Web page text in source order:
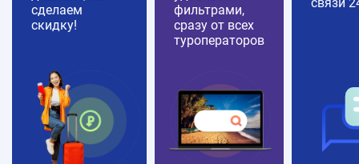
сделаем
скидку!
фильтрами,
сразу от всех
туроператоров